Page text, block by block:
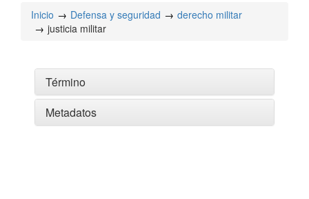
Inicio Defensa y seguridad
derecho militar
justicia militar
Término
Metadatos